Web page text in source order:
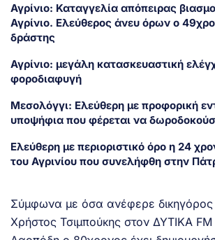
Αγρίνιο: Καταγγελία απόπειρας
Αγρίνιο. Ελεύθερος άνευ όρων ο
δράστης
Αγρίνιο: μεγάλη κατασκευαστική
φοροδιαφυγή
Μεσολόγγι: Eλεύθερη με προφορική
υποψήφια που φέρεται να
Ελεύθερη με περιοριστικό όρο η 24
του Αγρινίου που συνελήφθη στην
Σύμφωνα με όσα ανέφερε δικηγόρος
Χρήστος Τσιμπούκης στον ΔΥΤΙΚΑ FM